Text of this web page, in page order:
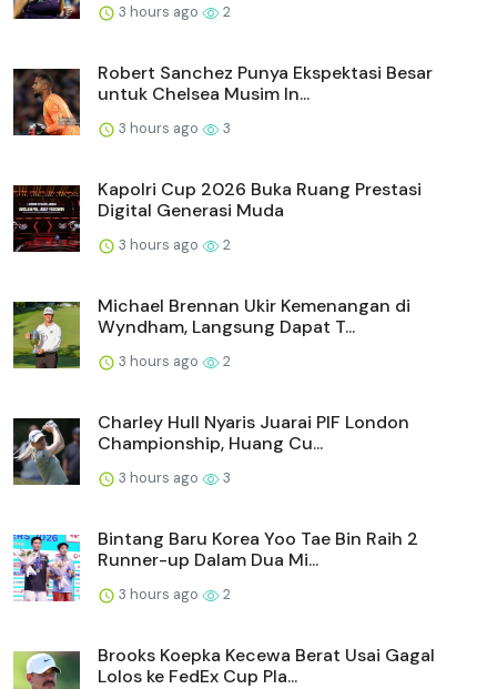
3 hours ago 2
Robert Sanchez Punya Ekspektasi Besar
untuk Chelsea Musim In...
3 hours ago 3
Kapolri Cup 2026 Buka Ruang Prestasi
Digital Generasi Muda
3 hours ago 2
Michael Brennan Ukir Kemenangan di
Wyndham, Langsung Dapat T...
3 hours ago 2
Charley Hull Nyaris Juarai PIF London
Championship, Huang Cu...
3 hours ago 3
Bintang Baru Korea Yoo Tae Bin Raih 2
Runner-up Dalam Dua Mi...
3 hours ago 2
Brooks Koepka Kecewa Berat Usai Gagal
Lolos ke FedEx Cup Pla...